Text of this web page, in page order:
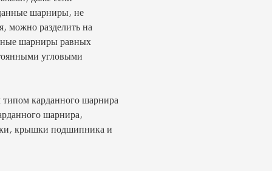
шарниры, не
можно разделить на
шарниры равных
угловыми
карданного шарнира
шарнира,
крышки подшипника и